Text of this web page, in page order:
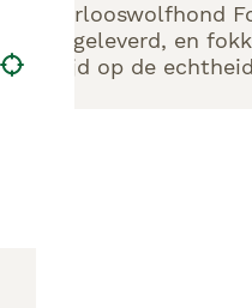
Saarlooswolfhond
aangeleverd, en
altijd op de